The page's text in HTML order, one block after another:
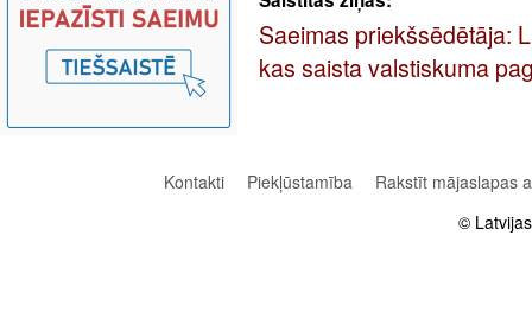
Saeimas priekšsēdētāja:
kas saista valstiskuma
Kontakti Piekļūstamība
Rakstīt mājaslapas
©